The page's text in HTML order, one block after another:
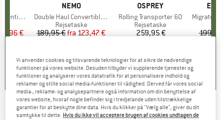
Top
pris
€
)
MÆRKE
NEMO
Artikel
Double Haul Convertible Duffel 55
Produktgruppe
Rejsetaske
Pris
189,95 € Nedsat pris
fra 123,47 €
0,0(0)
MÆRKE
OSPREY
Artikel
Rolling Transporter 60
Produktgruppe
Rejsetaske
Pris
259,95 €
0,0(0)
Artikel
Migrate
MOUNTAIN EQUIPMENT -Wet & Dry Roller Kit
Vi anvender cookies og tilsvarende teknologier for at sikre de nødvendige
funktioner på vores website. Desuden tilbyder vi supplerende tjenester og
funktioner og analyserer vores datatrafik for at personalisere indhold og
reklamer og stille social media-funktioner til rådighed. Derved får vores social
media-, reklame- og analysepartnere også information om din benyttelse af
vores website, hvoraf nogle befinder sig i tredjelande uden tilstrækkelige
garantier for at beskytte dine data. Hvis du klikker på "Vælg alle", giver du dit
samtykke til dette. Hvis du ikke vil acceptere brugen af cookies undtagen de